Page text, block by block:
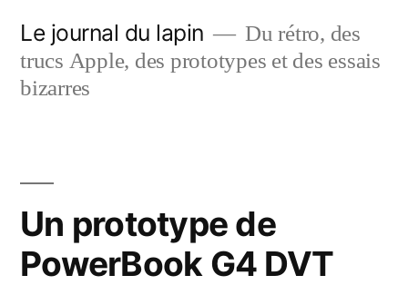
contenu
Le journal du lapin
Du rétro, des
trucs Apple, des prototypes et des essais
bizarres
Un prototype de
PowerBook G4 DVT